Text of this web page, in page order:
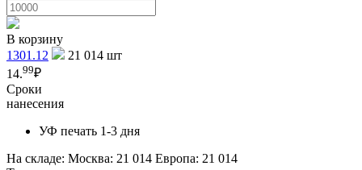
В корзину
1301.12
21 014 шт
14.99₽
Сроки
нанесения
УФ печать 1-3 дня
На складе: Москва: 21 014 Европа: 21 014